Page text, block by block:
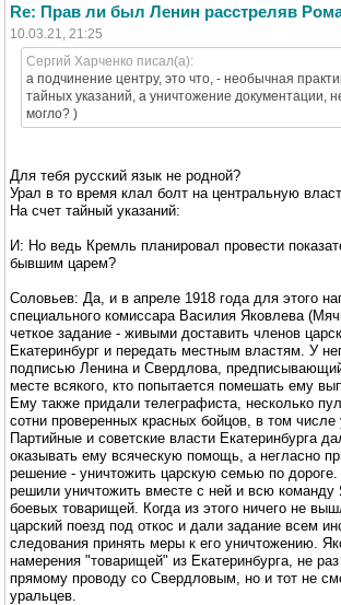
Re: Прав ли был Ленин расстреляв
10.03.21, 21:25
Сергий Харченко писал(а):
а подчинение центру, это что, - необычная
тайных указаний, а уничтожение документации,
могло? )
Для тебя русский язык не родной?
Урал в то время клал болт на центральную
На счет тайный указаний:
И: Но ведь Кремль планировал провести
бывшим царем?
Соловьев: Да, и в апреле 1918 года для этого
специального комиссара Василия Яковлева
четкое задание - живыми доставить членов
Екатеринбург и передать местным властям. У
подписью Ленина и Свердлова,
месте всякого, кто попытается помешать ему
Ему также придали телеграфиста, несколько
сотни проверенных красных бойцов, в том числе
Партийные и советские власти Екатеринбурга
оказывать ему всяческую помощь, а негласно
решение - уничтожить царскую семью по
решили уничтожить вместе с ней и всю команду
боевых товарищей. Когда из этого ничего не
царский поезд под откос и дали задание всем
следования принять меры к его уничтожению.
намерения "товарищей" из Екатеринбурга, не
прямому проводу со Свердловым, но и тот не
уральцев.